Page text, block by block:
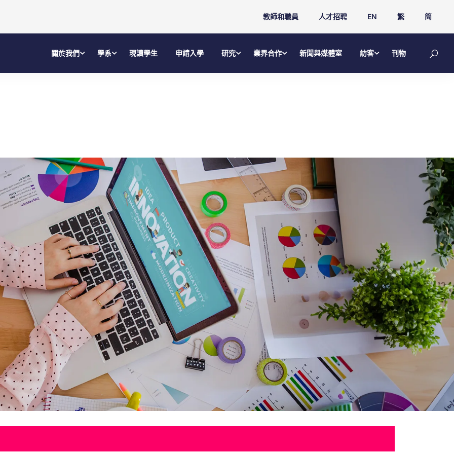
教師和職員 人才招聘 EN 繁 简
關於我們 學系 現讀學生 申請入學 研究 業界合作 新聞與媒體室 訪客 刊物